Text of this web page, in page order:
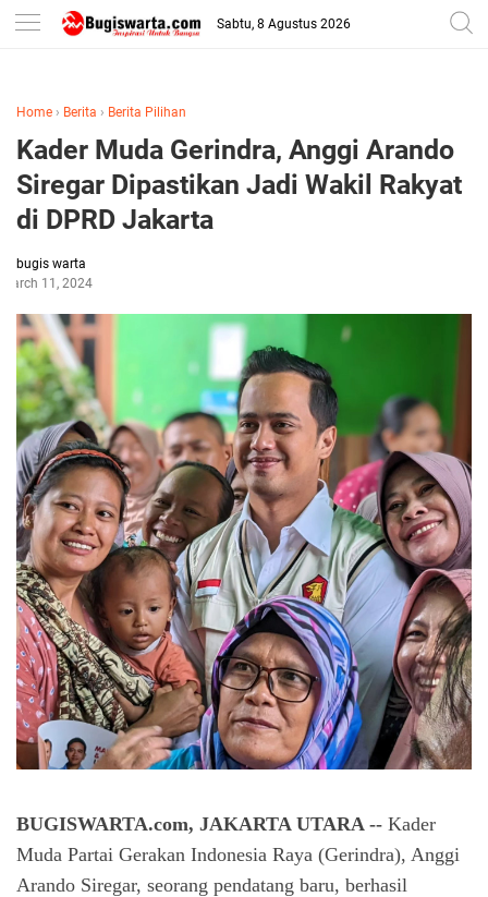
-->
Sabtu, 8 Agustus 2026
Home › Berita › Berita Pilihan
Kader Muda Gerindra, Anggi Arando
Siregar Dipastikan Jadi Wakil Rakyat
di DPRD Jakarta
bugis warta
March 11, 2024
BUGISWARTA.com, JAKARTA UTARA -- Kader
Muda Partai Gerakan Indonesia Raya (Gerindra), Anggi
Arando Siregar, seorang pendatang baru, berhasil